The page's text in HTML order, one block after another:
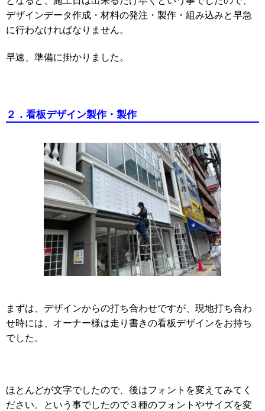
デザインデータ作成・材料の発注・製作・組み込みと早急
に行わなければなりません。
早速、準備に掛かりました。
２．看板デザイン製作・製作
まずは、デザインからの打ち合わせですが、現地打ち合わ
せ時には、オーナー様は走り書きの看板デザインをお持ち
でした。
ほとんどが文字でしたので、後はフォントを変えてみてく
ださい。という事でしたので３種のフォントやサイズを変